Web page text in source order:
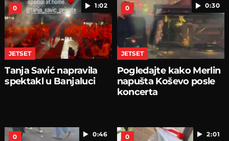
1:02
0
JETSET
Tanja Savić napravila
spektakl u Banjaluci
0:30
0
JETSET
Pogledajte kako Merlin
napušta Koševo posle
koncerta
0:46
0 2:01
0